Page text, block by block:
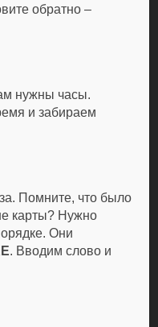
обратно –
нужны часы.
и забираем
Помните, что было
карты? Нужно
Они
. Вводим слово и